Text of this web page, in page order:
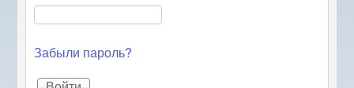
Забыли пароль?